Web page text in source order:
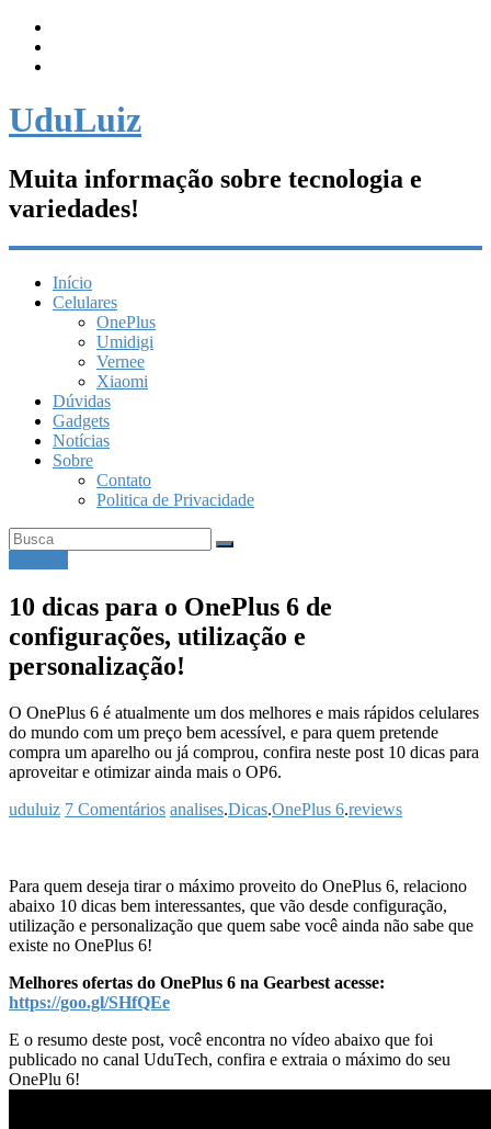
UduLuiz
Muita informação sobre tecnologia e
variedades!
Início
Celulares
OnePlus
Umidigi
Vernee
Xiaomi
Dúvidas
Gadgets
Notícias
Sobre
Contato
Politica de Privacidade
10 dicas para o OnePlus 6 de
configurações, utilização e
personalização!
O OnePlus 6 é atualmente um dos melhores e mais rápidos celulares
do mundo com um preço bem acessível, e para quem pretende
compra um aparelho ou já comprou, confira neste post 10 dicas para
aproveitar e otimizar ainda mais o OP6.
uduluiz 7 Comentários analises.Dicas.OnePlus 6.reviews
Para quem deseja tirar o máximo proveito do OnePlus 6, relaciono
abaixo 10 dicas bem interessantes, que vão desde configuração,
utilização e personalização que quem sabe você ainda não sabe que
existe no OnePlus 6!
Melhores ofertas do OnePlus 6 na Gearbest acesse:
https://goo.gl/SHfQEe
E o resumo deste post, você encontra no vídeo abaixo que foi
publicado no canal UduTech, confira e extraia o máximo do seu
OnePlu 6!